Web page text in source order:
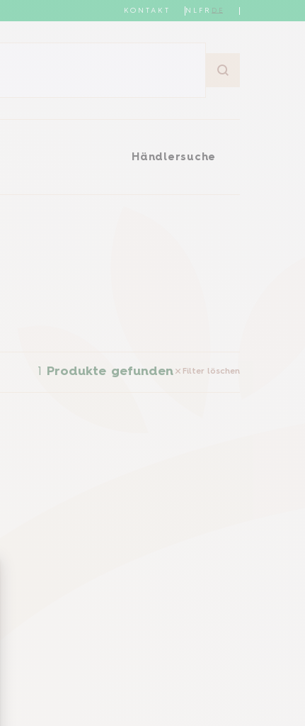
KONTAKT NL FR DE
Händlersuche
Händlersuche
1 Produkte gefunden Filter löschen